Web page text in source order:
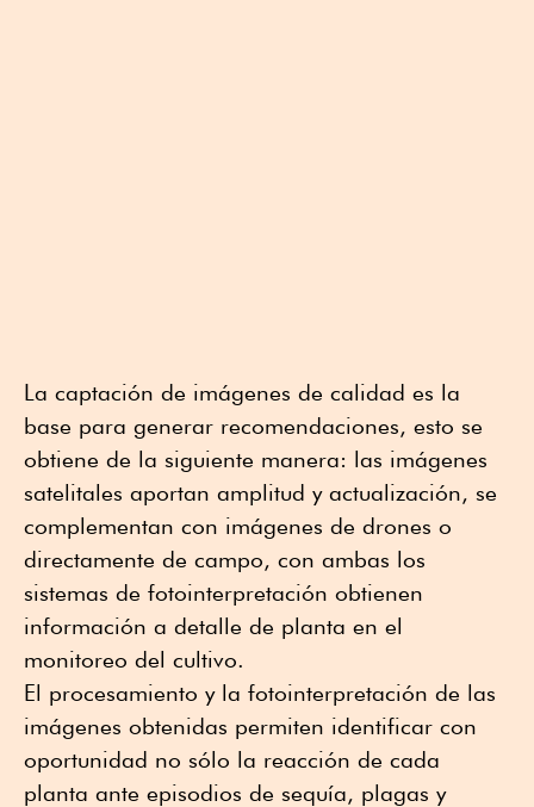
La captación de imágenes de calidad es la
base para generar recomendaciones, esto se
obtiene de la siguiente manera: las imágenes
satelitales aportan amplitud y actualización, se
complementan con imágenes de drones o
directamente de campo, con ambas los
sistemas de fotointerpretación obtienen
información a detalle de planta en el
monitoreo del cultivo.
El procesamiento y la fotointerpretación de las
imágenes obtenidas permiten identificar con
oportunidad no sólo la reacción de cada
planta ante episodios de sequía, plagas y